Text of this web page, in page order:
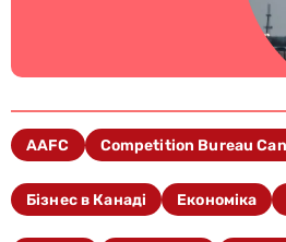
AAFC Competition Bureau
Бізнес в Канаді Економіка